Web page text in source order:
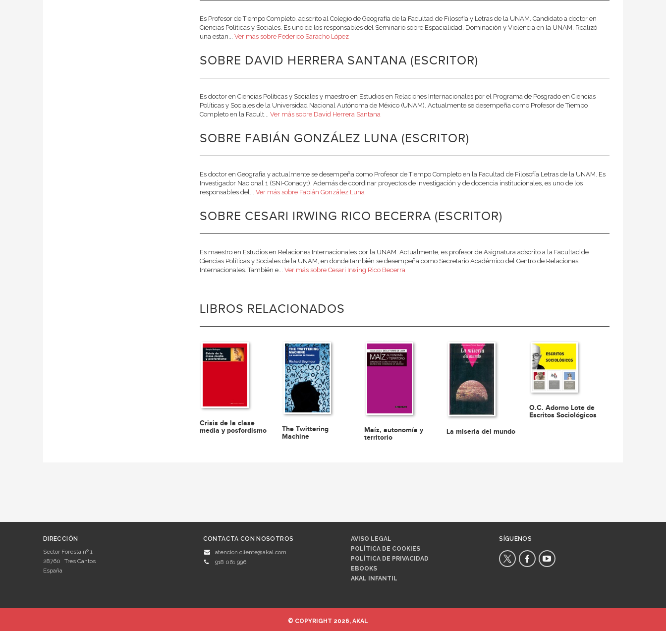
Es Profesor de Tiempo Completo, adscrito al Colegio de Geografía de la Facultad de Filosofía y Letras de la UNAM. Candidato a doctor en
Ciencias Políticas y Sociales. Es uno de los responsables del Seminario sobre Espacialidad, Dominación y Violencia en la UNAM. Realizó
una estan... Ver más sobre Federico Saracho López
SOBRE DAVID HERRERA SANTANA (ESCRITOR)
Es doctor en Ciencias Políticas y Sociales y maestro en Estudios en Relaciones Internacionales por el Programa de Posgrado en Ciencias
Políticas y Sociales de la Universidad Nacional Autónoma de México (UNAM). Actualmente se desempeña como Profesor de Tiempo
Completo en la Facult... Ver más sobre David Herrera Santana
SOBRE FABIÁN GONZÁLEZ LUNA (ESCRITOR)
Es doctor en Geografía y actualmente se desempeña como Profesor de Tiempo Completo en la Facultad de Filosofía Letras de la UNAM. Es
Investigador Nacional 1 (SNI-Conacyt). Además de coordinar proyectos de investigación y de docencia institucionales, es uno de los
responsables del... Ver más sobre Fabián González Luna
SOBRE CESARI IRWING RICO BECERRA (ESCRITOR)
Es maestro en Estudios en Relaciones Internacionales por la UNAM. Actualmente, es profesor de Asignatura adscrito a la Facultad de
Ciencias Políticas y Sociales de la UNAM, en donde también se desempeña como Secretario Académico del Centro de Relaciones
Internacionales. También e... Ver más sobre Cesari Irwing Rico Becerra
LIBROS RELACIONADOS
Crisis de la clase
media y posfordismo
The Twittering
Machine
Maíz, autonomía y
territorio
La miseria del mundo
O.C. Adorno Lote de
Escritos Sociológicos
DIRECCIÓN
Sector Foresta nº 1
28760
Tres Cantos
España
CONTACTA CON NOSOTROS
atencion.cliente@akal.com
918 061 996
AVISO LEGAL
POLÍTICA DE COOKIES
POLÍTICA DE PRIVACIDAD
EBOOKS
AKAL INFANTIL
SÍGUENOS
© COPYRIGHT 2026, AKAL